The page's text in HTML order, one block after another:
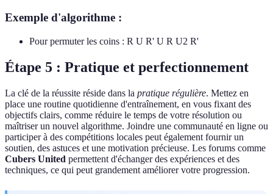
Exemple d'algorithme :
Pour permuter les coins : R U R' U R U2 R'
Étape 5 : Pratique et perfectionnement
La clé de la réussite réside dans la pratique régulière. Mettez en
place une routine quotidienne d'entraînement, en vous fixant des
objectifs clairs, comme réduire le temps de votre résolution ou
maîtriser un nouvel algorithme. Joindre une communauté en ligne ou
participer à des compétitions locales peut également fournir un
soutien, des astuces et une motivation précieuse. Les forums comme
Cubers United permettent d'échanger des expériences et des
techniques, ce qui peut grandement améliorer votre progression.